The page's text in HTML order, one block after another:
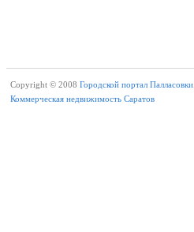
Copyright © 2008 Городской портал Палласовки.
Коммерческая недвижимость Саратов